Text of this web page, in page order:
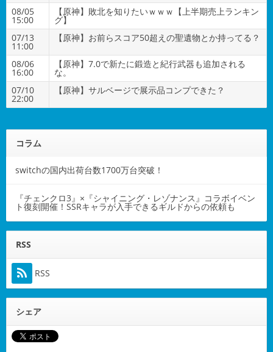
08/05
15:00
【原神】敗北を知りたいｗｗｗ【上半期売上ランキン
グ】
07/13
11:00
【原神】お前らスコア50超えの聖遺物とか持ってる？
08/06
16:00
【原神】7.0で新たに鍛造と紀行武器も追加される
な。
07/10
22:00
【原神】サルベージで展示品コンプできた？
コラム
switchの国内出荷台数1700万台突破！
『チェンクロ3』×『シャイニング・レゾナンス』コラボイベン
ト復刻開催！SSRキャラが入手できるギルドからの依頼も
RSS
RSS
シェア